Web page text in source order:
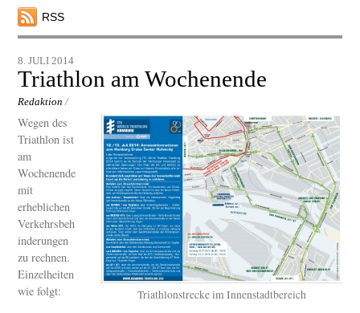
RSS
8. JULI 2014
Triathlon am Wochenende
Redaktion /
Triathlonstrecke im Innenstadtbereich
Wegen des
Triathlon ist
am
Wochenende
mit
erheblichen
Verkehrsbeh
inderungen
zu rechnen.
Einzelheiten
wie folgt: